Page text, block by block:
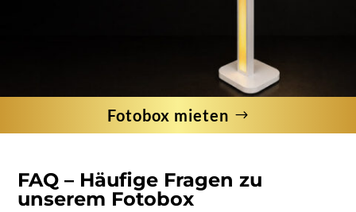
Fotobox mieten
FAQ – Häufige Fragen zu
unserem Fotobox